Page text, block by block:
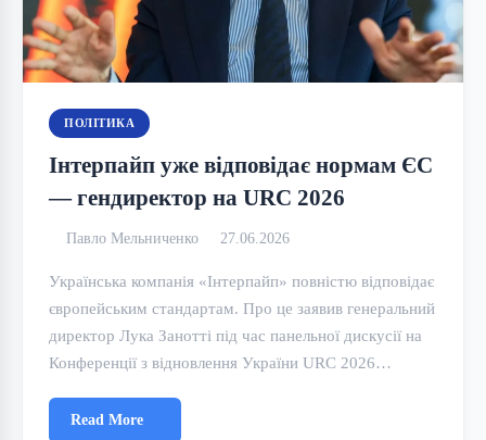
ПОЛІТИКА
Інтерпайп уже відповідає нормам ЄС
— гендиректор на URC 2026
Павло Мельниченко 27.06.2026
Українська компанія «Інтерпайп» повністю відповідає
європейським стандартам. Про це заявив генеральний
директор Лука Занотті під час панельної дискусії на
Конференції з відновлення України URC 2026…
Read More